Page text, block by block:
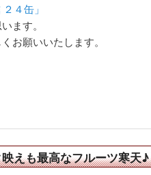
４缶」
ます。
お願いいたします。
えも最高なフルーツ寒天♪